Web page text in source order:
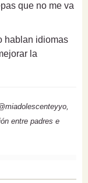
que no me va
hablan idiomas
la
entre padres e